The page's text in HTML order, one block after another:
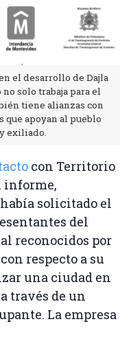
el desarrollo de Dajla
solo trabaja para el
tiene alianzas con
apoyan al pueblo
exiliado.
con Territorio
informe,
solicitado el
del
reconocidos por
respecto a su
una ciudad en
través de un
La empresa